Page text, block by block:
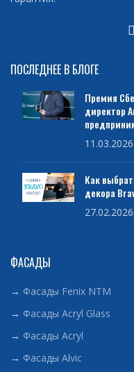
ПОСЛЕДНЕЕ В БЛОГЕ
Премия
директор
11.03.2026
Как
декора
27.02.2026
ФАСАДЫ
→ Фасады Fenix NTM
→ Фасады Acryl Glass
→ Фасады Acryl
→ Фасады Alvic